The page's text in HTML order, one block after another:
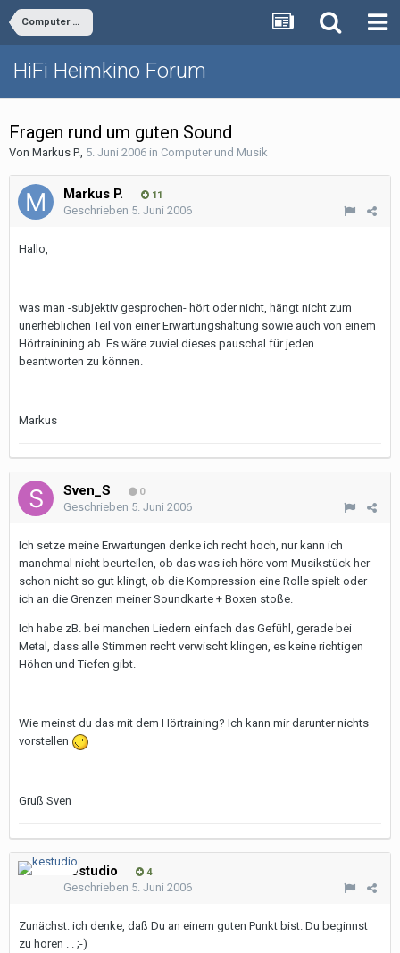
Computer und Musik
HiFi Heimkino Forum
Fragen rund um guten Sound
Von Markus P., 5. Juni 2006 in Computer und Musik
Markus P. 11
Geschrieben 5. Juni 2006
Hallo,
was man -subjektiv gesprochen- hört oder nicht, hängt nicht zum
unerheblichen Teil von einer Erwartungshaltung sowie auch von einem
Hörtrainining ab. Es wäre zuviel dieses pauschal für jeden
beantworten zu können.
Markus
Sven_S 0
Geschrieben 5. Juni 2006
Ich setze meine Erwartungen denke ich recht hoch, nur kann ich
manchmal nicht beurteilen, ob das was ich höre vom Musikstück her
schon nicht so gut klingt, ob die Kompression eine Rolle spielt oder
ich an die Grenzen meiner Soundkarte + Boxen stoße.
Ich habe zB. bei manchen Liedern einfach das Gefühl, gerade bei
Metal, dass alle Stimmen recht verwischt klingen, es keine richtigen
Höhen und Tiefen gibt.
Wie meinst du das mit dem Hörtraining? Ich kann mir darunter nichts
vorstellen
Gruß Sven
kestudio 4
Geschrieben 5. Juni 2006
Zunächst: ich denke, daß Du an einem guten Punkt bist. Du beginnst
zu hören . . ;-)